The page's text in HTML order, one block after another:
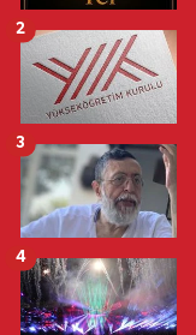
2
3
4